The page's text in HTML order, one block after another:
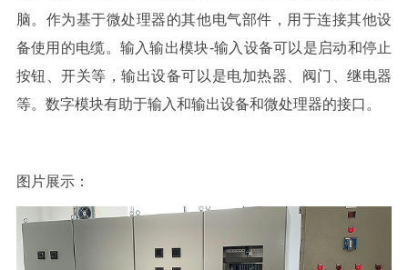
脑。作为基于微处理器的其他电气部件，用于连接其他设
备使用的电缆。输入输出模块-输入设备可以是启动和停止
按钮、开关等，输出设备可以是电加热器、阀门、继电器
等。数字模块有助于输入和输出设备和微处理器的接口。
图片展示：